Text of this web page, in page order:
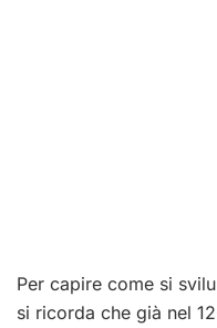
Per capire come si
si ricorda che già nel